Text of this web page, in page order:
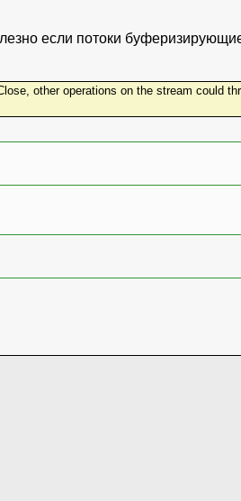
если потоки
other operations on the stream could